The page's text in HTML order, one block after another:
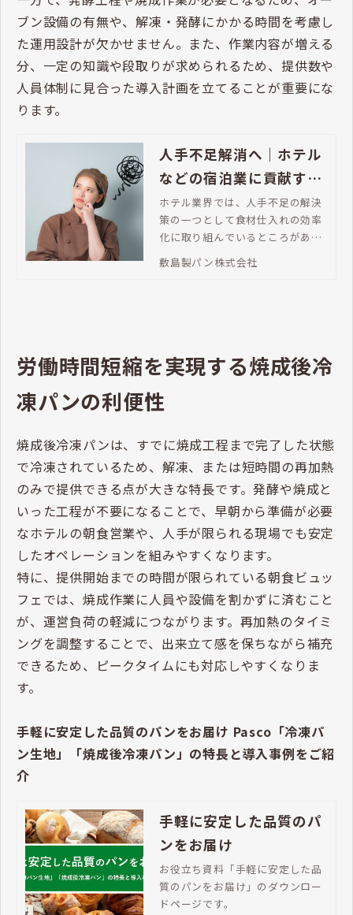
ブン設備の有無や、解凍・発酵にかかる時間を考慮し
た運用設計が欠かせません。また、作業内容が増える
分、一定の知識や段取りが求められるため、提供数や
人員体制に見合った導入計画を立てることが重要にな
ります。
人手不足解消へ｜ホテル
などの宿泊業に貢献す
る、冷凍パンの活用方法
とは
ホテル業界では、人手不足の解決
策の一つとして食材仕入れの効率
化に取り組んでいるところがあり
ます。効率化の具体策として冷凍
食品の活用があります。特に注目
ます。
敷島製パン株式会社
労働時間短縮を実現する焼成後冷
凍パンの利便性
焼成後冷凍パンは、すでに焼成工程まで完了した状態
で冷凍されているため、解凍、または短時間の再加熱
のみで提供できる点が大きな特長です。発酵や焼成と
いった工程が不要になることで、早朝から準備が必要
なホテルの朝食営業や、人手が限られる現場でも安定
したオペレーションを組みやすくなります。
特に、提供開始までの時間が限られている朝食ビュッ
フェでは、焼成作業に人員や設備を割かずに済むこと
が、運営負荷の軽減につながります。再加熱のタイミ
ングを調整することで、出来立て感を保ちながら補充
できるため、ピークタイムにも対応しやすくなりま
す。
手軽に安定した品質のパンをお届け Pasco「冷凍パ
ン生地」「焼成後冷凍パン」の特長と導入事例をご紹
介
手軽に安定した品質のパ
ンをお届け
お役立ち資料「手軽に安定した品
質のパンをお届け」のダウンロー
ドページです。